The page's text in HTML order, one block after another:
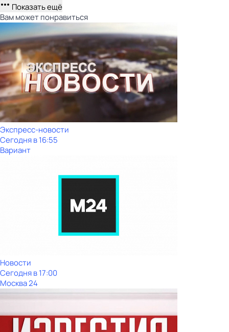
Показать ещё
Вам может понравиться
Экспресс-новости
Сегодня в 16:55
Вариант
Новости
Сегодня в 17:00
Москва 24